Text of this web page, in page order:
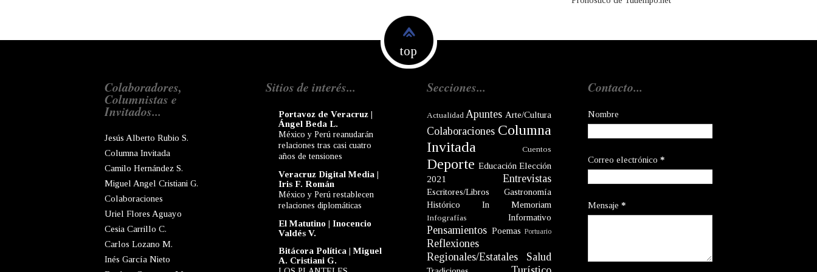
top
Colaboradores,
Columnistas e
Invitados...
Jesús Alberto Rubio S.
Columna Invitada
Camilo Hernández S.
Miguel Angel Cristiani G.
Colaboraciones
Uriel Flores Aguayo
Cesia Carrillo C.
Carlos Lozano M.
Inés García Nieto
Sitios de interés...
Portavoz de Veracruz |
Ángel Beda L.
México y Perú reanudarán
relaciones tras casi cuatro
años de tensiones
Veracruz Digital Media |
Iris F. Román
México y Perú restablecen
relaciones diplomáticas
El Matutino | Inocencio
Valdés V.
Bitácora Política | Miguel
A. Cristiani G.
Secciones...
Actualidad Apuntes Arte/Cultura
Colaboraciones Columna
Invitada
Cuentos
Deporte Educación Elección
2021
Entrevistas
Escritores/Libros
Gastronomía
Histórico
In Memoriam
Infografías Informativo
Pensamientos Poemas Portuario
Reflexiones
Regionales/Estatales
Salud
Contacto...
Nombre
Correo electrónico *
Mensaje *